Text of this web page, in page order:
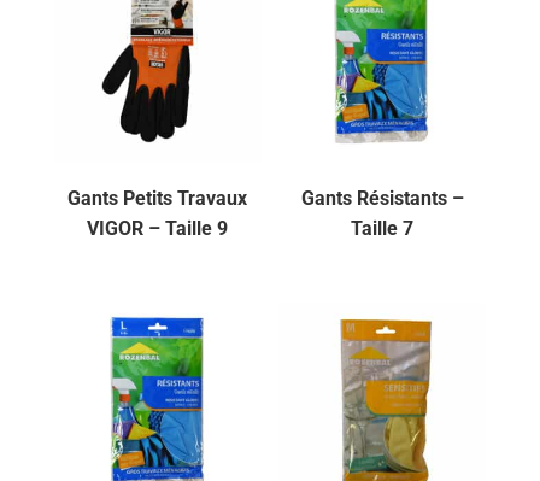
Gants Petits Travaux
VIGOR – Taille 9
Gants Résistants –
Taille 7